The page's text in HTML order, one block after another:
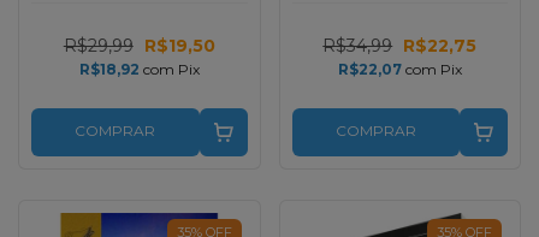
R$29,99 R$19,50
R$18,92 com Pix
COMPRAR
R$34,99 R$22,75
R$22,07 com Pix
COMPRAR
35% OFF 35% OFF